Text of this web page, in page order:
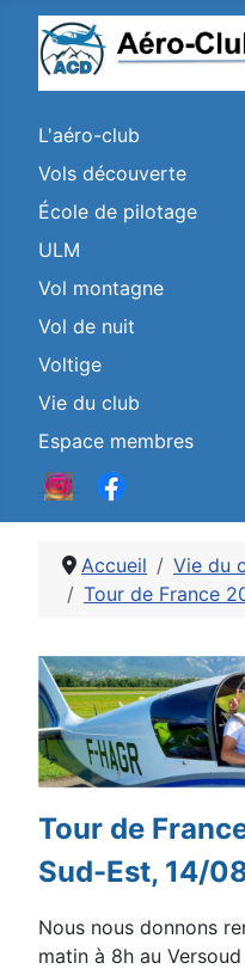
L'aéro-club
Vols découverte
École de pilotage
ULM
Vol montagne
Vol de nuit
Voltige
Vie du club
Espace membres
Accueil Vie du
Tour de France
Détails
Tour de
Sud-Est, 14/
Nous nous donnons
matin à 8h au